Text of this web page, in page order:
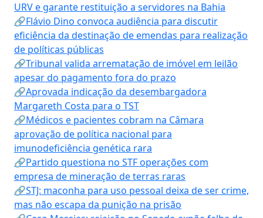
URV e garante restituição a servidores na Bahia
🔗Flávio Dino convoca audiência para discutir
eficiência da destinação de emendas para realização
de políticas públicas
🔗Tribunal valida arrematação de imóvel em leilão
apesar do pagamento fora do prazo
🔗Aprovada indicação da desembargadora
Margareth Costa para o TST
🔗Médicos e pacientes cobram na Câmara
aprovação de política nacional para
imunodeficiência genética rara
🔗Partido questiona no STF operações com
empresa de mineração de terras raras
🔗STJ: maconha para uso pessoal deixa de ser crime,
mas não escapa da punição na prisão